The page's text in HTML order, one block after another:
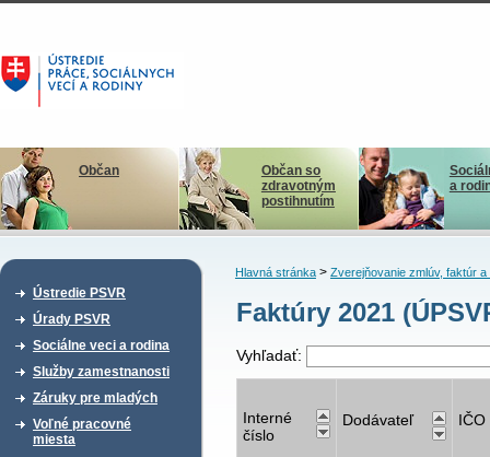
Občan
Občan so
zdravotným
postihnutím
a
Ústredie PSVR
Úrady PSVR
Sociálne veci a rodina
Služby zamestnanosti
Záruky pre mladých
Voľné pracovné
miesta
Hlavná stránka> Zverejňovanie zmlúv, faktúr a
Faktúry 2021
Vyhľadať:
Interné
číslo
Dodávateľ IČO